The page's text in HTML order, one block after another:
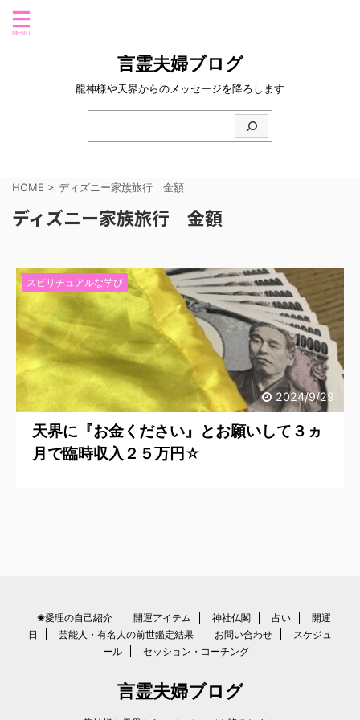
言霊夫婦ブログ
龍神様や天界からのメッセージを降ろします
HOME > ディズニー家族旅行 金額
ディズニー家族旅行 金額
2024/9/29
スピリチュアルな学び
天界に『お金ください』とお願いして３ヵ
月で臨時収入２５万円☆
❀愛理の自己紹介 開運アイテム 神社仏閣 占い
開運
日
芸能人・有名人の前世鑑定結果 お問い合わせ
スケジュ
ール
セッション・コーチング
言霊夫婦ブログ